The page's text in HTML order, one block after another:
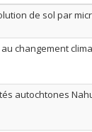
de sol par
changement
autochtones